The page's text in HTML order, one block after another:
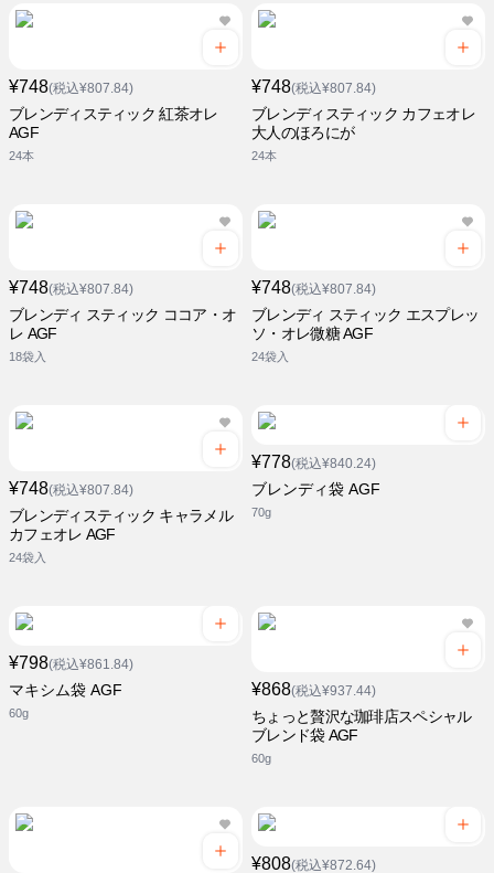
¥748(税込¥807.84)
ブレンディスティック 紅茶オレ
AGF
24本
¥748(税込¥807.84)
ブレンディスティック カフェオレ
大人のほろにが
24本
¥748(税込¥807.84)
ブレンディ スティック ココア・オ
レ AGF
18袋入
¥748(税込¥807.84)
ブレンディ スティック エスプレッ
ソ・オレ微糖 AGF
24袋入
¥748(税込¥807.84)
ブレンディスティック キャラメル
カフェオレ AGF
24袋入
¥778(税込¥840.24)
ブレンディ袋 AGF
70g
¥798(税込¥861.84)
マキシム袋 AGF
60g
¥868(税込¥937.44)
ちょっと贅沢な珈琲店スペシャル
ブレンド袋 AGF
60g
¥808(税込¥872.64)